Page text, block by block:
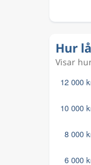
Hur
Visar